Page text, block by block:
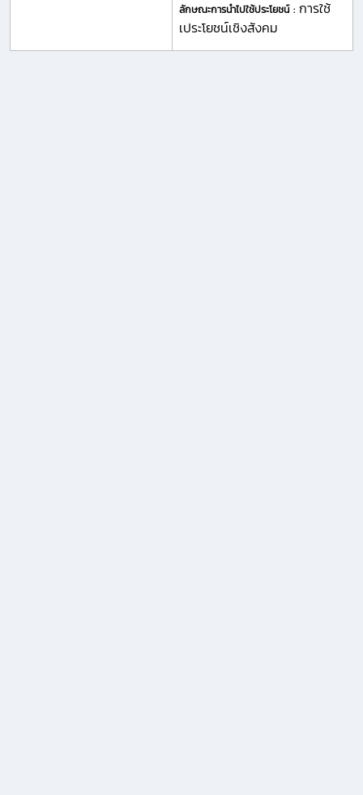
ลักษณะการนำไปใช้ประโยชน์ : การใช้
เประโยชน์เชิงสังคม